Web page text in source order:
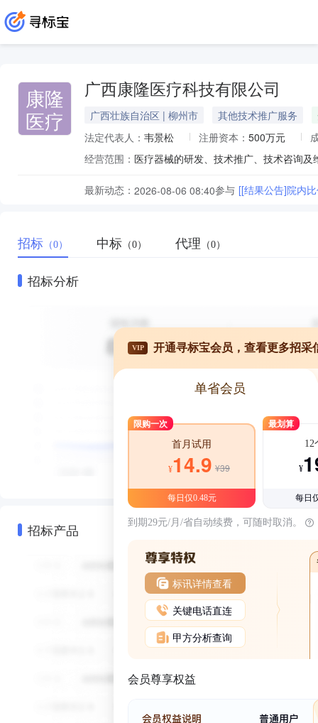
康隆
医疗
广西康隆医疗科技有限公司
广西壮族自治区 | 柳州市 其他技术推广服务
法定代表人： 韦景松 注册资本： 500万元
经营范围：
最新动态： 2026-08-06 08:40参与 [[结果公告]院内
招标 （0） 中标 （0） 代理 （0）
招标分析
招标产品
VIP 开通寻标宝会员，查看更多招采
单省会员
限购一次
首月试用
¥14.9 ¥39
每日仅0.48元
最划算
12
¥
每日
到期29元/月/省自动续费，可随时取消。
标讯详情查看
关键电话直连
甲方分析查询
会员尊享权益